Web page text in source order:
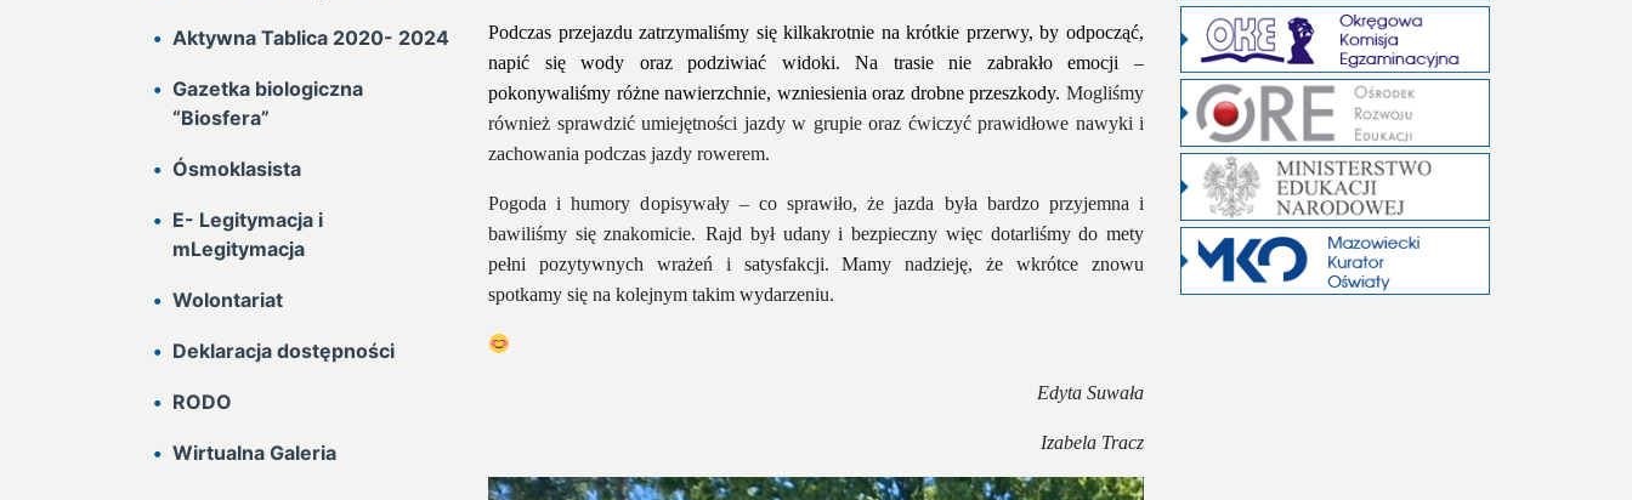
Aktywna Tablica 2020- 2024
Gazetka biologiczna
“Biosfera”
Ósmoklasista
E- Legitymacja i
mLegitymacja
Wolontariat
Deklaracja dostępności
RODO
Wirtualna Galeria
Podczas przejazdu zatrzymaliśmy się kilkakrotnie na krótkie przerwy, by odpocząć,
napić się wody oraz podziwiać widoki. Na trasie nie zabrakło emocji –
pokonywaliśmy różne nawierzchnie, wzniesienia oraz drobne przeszkody. Mogliśmy
również sprawdzić umiejętności jazdy w grupie oraz ćwiczyć prawidłowe nawyki i
zachowania podczas jazdy rowerem.
Pogoda i humory dopisywały – co sprawiło, że jazda była bardzo przyjemna i
bawiliśmy się znakomicie. Rajd był udany i bezpieczny więcdotarliśmydo mety
pełni pozytywnych wrażeń i satysfakcji. Mamy nadzieję, że wkrótce znowu
spotkamy się na kolejnym takim wydarzeniu.
Edyta Suwała
Izabela Tracz
Odtwarzacz